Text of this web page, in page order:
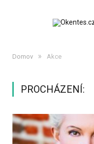
Domov » Akce
PROCHÁZENÍ: